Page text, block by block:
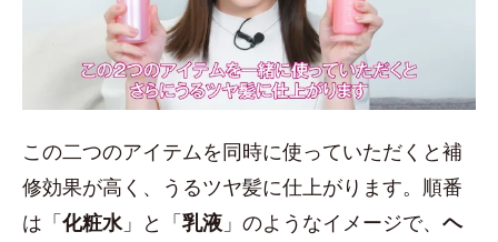
この二つのアイテムを同時に使っていただくと補
修効果が高く、うるツヤ髪に仕上がります。順番
は「化粧水」と「乳液 」のようなイメージで、 ヘ